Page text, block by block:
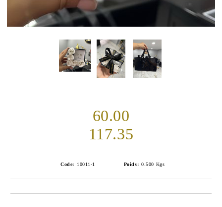
60.00
117.35
Code: 10011-1 Poids: 0.500 Kgs